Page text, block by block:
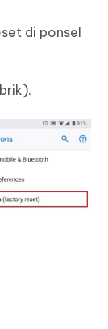
di ponsel